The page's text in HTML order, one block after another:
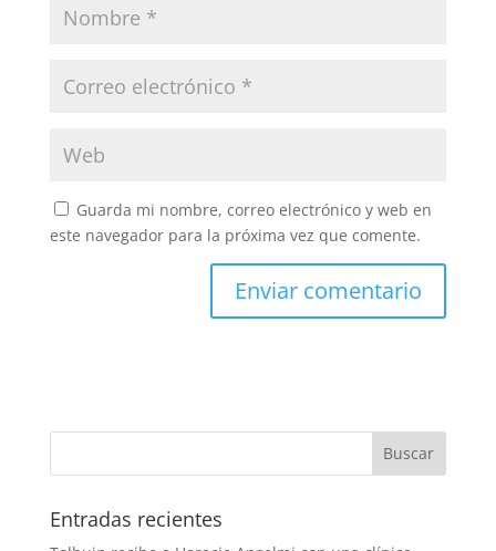
Guarda mi nombre, correo electrónico y web en
este navegador para la próxima vez que comente.
Entradas recientes